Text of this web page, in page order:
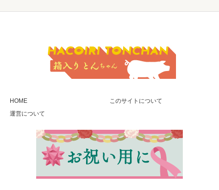
HOME
このサイトについて
運営について